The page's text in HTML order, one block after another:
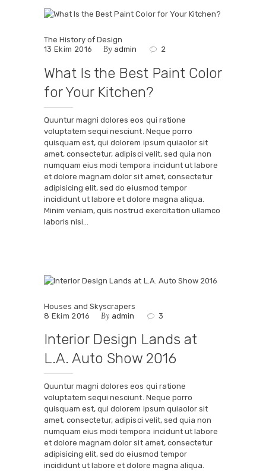
The History of Design
13 Ekim 2016
By admin 2
What Is the Best Paint Color
for Your Kitchen?
Quuntur magni dolores eos qui ratione
voluptatem sequi nesciunt. Neque porro
quisquam est, qui dolorem ipsum quiaolor sit
amet, consectetur, adipisci velit, sed quia non
numquam eius modi tempora incidunt ut labore
et dolore magnam dolor sit amet, consectetur
adipisicing elit, sed do eiusmod tempor
incididunt ut labore et dolore magna aliqua.
Minim veniam, quis nostrud exercitation ullamco
laboris nisi…
Houses and Skyscrapers
8 Ekim 2016
By admin 3
Interior Design Lands at
L.A. Auto Show 2016
Quuntur magni dolores eos qui ratione
voluptatem sequi nesciunt. Neque porro
quisquam est, qui dolorem ipsum quiaolor sit
amet, consectetur, adipisci velit, sed quia non
numquam eius modi tempora incidunt ut labore
et dolore magnam dolor sit amet, consectetur
adipisicing elit, sed do eiusmod tempor
incididunt ut labore et dolore magna aliqua.